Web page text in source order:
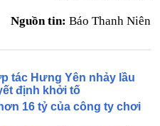
Nguồn tin: Báo Thanh Niên
tác Hưng Yên nhảy lầu
định khởi tố
16 tỷ của công ty chơi